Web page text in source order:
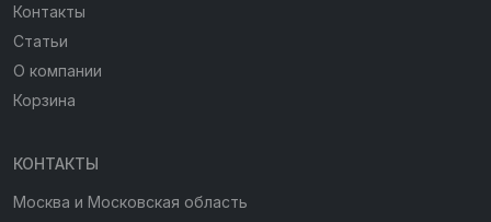
Контакты
Статьи
О компании
Корзина
КОНТАКТЫ
Москва и Московская область